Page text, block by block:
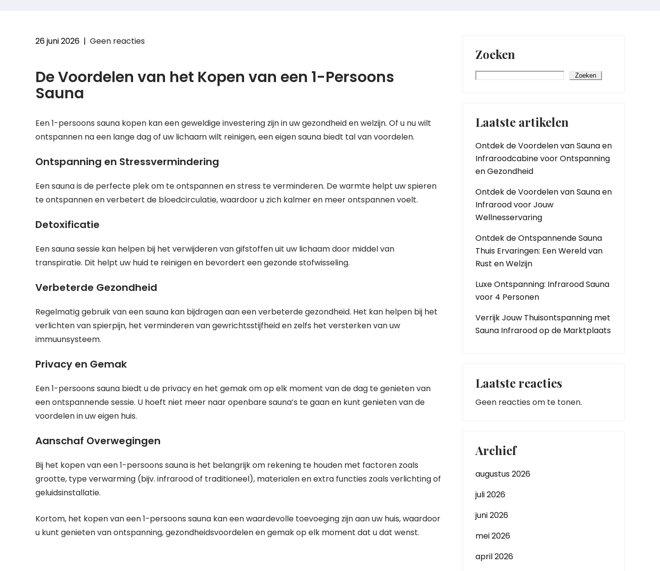
26 juni 2026 | Geen reacties
De Voordelen van het Kopen van een 1-Persoons
Sauna
Een 1-persoons sauna kopen kan een geweldige investering zijn in uw gezondheid en welzijn. Of u nu wilt
ontspannen na een lange dag of uw lichaam wilt reinigen, een eigen sauna biedt tal van voordelen.
Ontspanning en Stressvermindering
Een sauna is de perfecte plek om te ontspannen en stress te verminderen. De warmte helpt uw spieren
te ontspannen en verbetert de bloedcirculatie, waardoor u zich kalmer en meer ontspannen voelt.
Detoxificatie
Een sauna sessie kan helpen bij het verwijderen van gifstoffen uit uw lichaam door middel van
transpiratie. Dit helpt uw huid te reinigen en bevordert een gezonde stofwisseling.
Verbeterde Gezondheid
Regelmatig gebruik van een sauna kan bijdragen aan een verbeterde gezondheid. Het kan helpen bij het
verlichten van spierpijn, het verminderen van gewrichtsstijfheid en zelfs het versterken van uw
immuunsysteem.
Privacy en Gemak
Een 1-persoons sauna biedt u de privacy en het gemak om op elk moment van de dag te genieten van
een ontspannende sessie. U hoeft niet meer naar openbare sauna’s te gaan en kunt genieten van de
voordelen in uw eigen huis.
Aanschaf Overwegingen
Bij het kopen van een 1-persoons sauna is het belangrijk om rekening te houden met factoren zoals
grootte, type verwarming (bijv. infrarood of traditioneel), materialen en extra functies zoals verlichting of
geluidsinstallatie.
Kortom, het kopen van een 1-persoons sauna kan een waardevolle toevoeging zijn aan uw huis, waardoor
u kunt genieten van ontspanning, gezondheidsvoordelen en gemak op elk moment dat u dat wenst.
Zoeken
Zoeken
Laatste artikelen
Ontdek de Voordelen van Sauna en
Infraroodcabine voor Ontspanning
en Gezondheid
Ontdek de Voordelen van Sauna en
Infrarood voor Jouw
Wellnesservaring
Ontdek de Ontspannende Sauna
Thuis Ervaringen: Een Wereld van
Rust en Welzijn
Luxe Ontspanning: Infrarood Sauna
voor 4 Personen
Verrijk Jouw Thuisontspanning met
Sauna Infrarood op de Marktplaats
Laatste reacties
Geen reacties om te tonen.
Archief
augustus 2026
juli 2026
juni 2026
mei 2026
april 2026